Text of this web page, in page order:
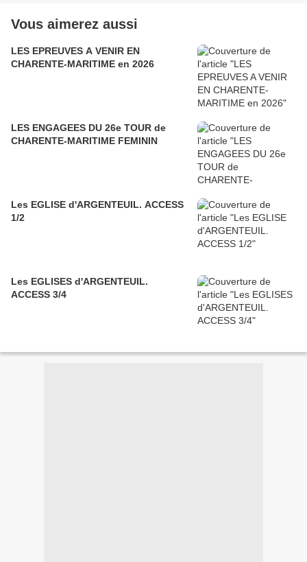
Vous aimerez aussi
LES EPREUVES A VENIR EN
CHARENTE-MARITIME en 2026
LES ENGAGEES DU 26e TOUR de
CHARENTE-MARITIME FEMININ
Les EGLISE d'ARGENTEUIL. ACCESS
1/2
Les EGLISES d'ARGENTEUIL.
ACCESS 3/4